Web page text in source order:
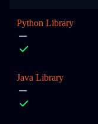
Python Library
Java Library